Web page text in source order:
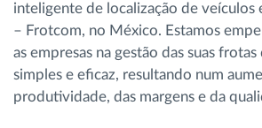
inteligente de localização de veículos
– Frotcom, no México. Estamos
as empresas na gestão das suas
simples e eficaz, resultando num
produtividade, das margens e da